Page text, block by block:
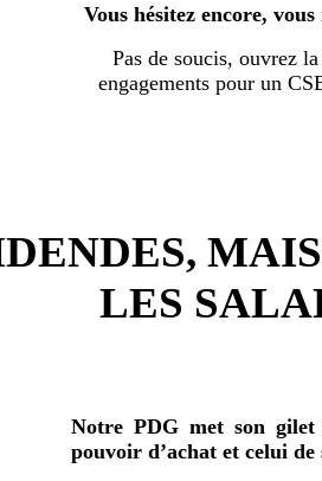
Vous hésitez encore,
Pas de soucis, ouvrez
engagements pour un
LES
Notre PDG met son
pouvoir d’achat et celui de